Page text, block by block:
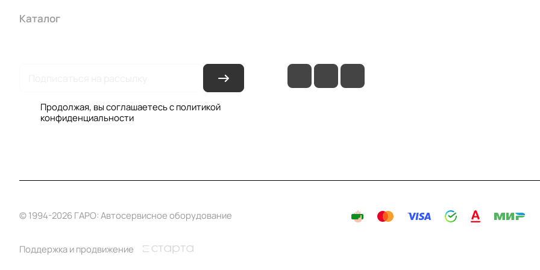
Каталог
Продолжая, вы соглашаетесь с политикой
конфиденциальности
© 1994-2026 ГАРО: Автосервисное оборудование
Поддержка и продвижение